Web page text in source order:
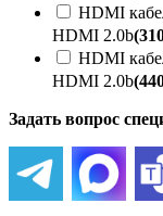
HDMI
HDMI 2.0b
HDMI
HDMI 2.0b
Задать вопрос